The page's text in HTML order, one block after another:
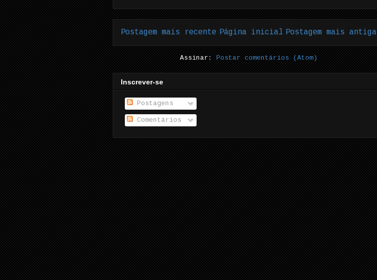
Postagem mais recente Postagem mais antiga
Página inicial
Assinar:Postar comentários (Atom)
Inscrever-se
Postagens
Comentários